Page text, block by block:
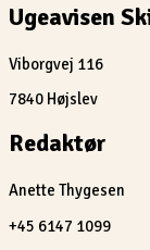
Ugeavisen
Viborgvej 116
7840 Højslev
Redaktør
Anette Thygesen
+45 6147 1099